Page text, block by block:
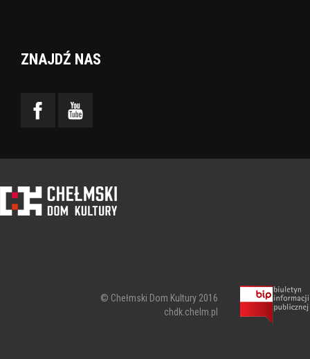
ZNAJDŹ NAS
© Chełmski Dom Kultury 2016
chdk.chelm.pl